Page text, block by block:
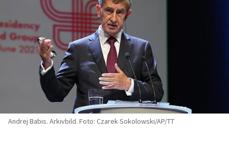
Andrej Babis. Arkivbild. Foto: Czarek Sokolowski/AP/TT